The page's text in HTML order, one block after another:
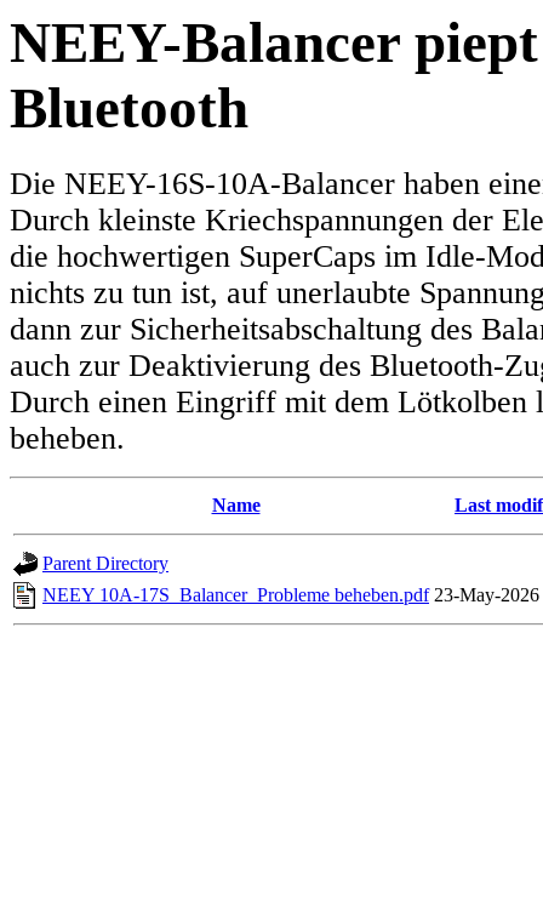
NEEY-Balancer
Bluetooth
Die NEEY-16S-10A-Balancer haben
Durch kleinste Kriechspannungen der
die hochwertigen SuperCaps im Idle-
nichts zu tun ist, auf unerlaubte
dann zur Sicherheitsabschaltung des
auch zur Deaktivierung des Bluetooth-
Durch einen Eingriff mit dem Lötkolben
beheben.
Name Last
Parent Directory
NEEY 10A-17S_Balancer_Probleme beheben.pdf 23-May-2026